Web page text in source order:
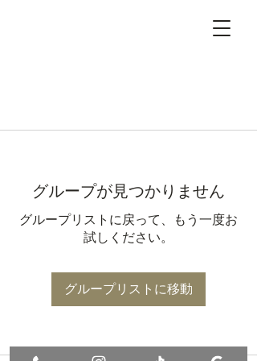
グループが見つかりません
グループリストに戻って、もう一度お
試しください。
グループリストに移動